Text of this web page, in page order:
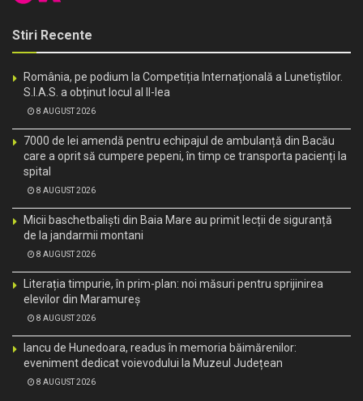
Stiri Recente
România, pe podium la Competiția Internațională a Lunetiștilor.
S.I.A.S. a obținut locul al II-lea
8 AUGUST 2026
7000 de lei amendă pentru echipajul de ambulanță din Bacău
care a oprit să cumpere pepeni, în timp ce transporta pacienți la
spital
8 AUGUST 2026
Micii baschetbaliști din Baia Mare au primit lecții de siguranță
de la jandarmii montani
8 AUGUST 2026
Literația timpurie, în prim-plan: noi măsuri pentru sprijinirea
elevilor din Maramureș
8 AUGUST 2026
Iancu de Hunedoara, readus în memoria băimărenilor:
eveniment dedicat voievodului la Muzeul Județean
8 AUGUST 2026